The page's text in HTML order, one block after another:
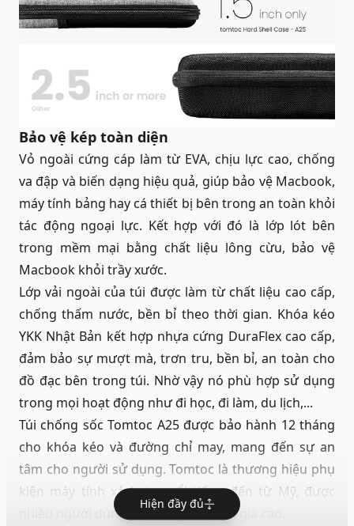
Bảo vệ kép toàn diện
Vỏ ngoài cứng cáp làm từ EVA, chịu lực cao, chống
va đập và biến dạng hiệu quả, giúp bảo vệ Macbook,
máy tính bảng hay cá thiết bị bên trong an toàn khỏi
tác động ngoại lực. Kết hợp với đó là lớp lót bên
trong mềm mại bằng chất liệu lông cừu, bảo vệ
Macbook khỏi trầy xước.
Lớp vải ngoài của túi được làm từ chất liệu cao cấp,
chống thấm nước, bền bỉ theo thời gian. Khóa kéo
YKK Nhật Bản kết hợp nhựa cứng DuraFlex cao cấp,
đảm bảo sự mượt mà, trơn tru, bền bỉ, an toàn cho
đồ đạc bên trong túi. Nhờ vậy nó phù hợp sử dụng
trong mọi hoạt động như đi học, đi làm, du lịch,...
Túi chống sốc Tomtoc A25 được bảo hành 12 tháng
cho khóa kéo và đường chỉ may, mang đến sự an
tâm cho người sử dụng. Tomtoc là thương hiệu phụ
kiện máy tính xách tay nổi tiếng đến từ Mỹ, được
nhiều người dùng tin tưởng và đánh giá cao.
Hiện đầy đủ